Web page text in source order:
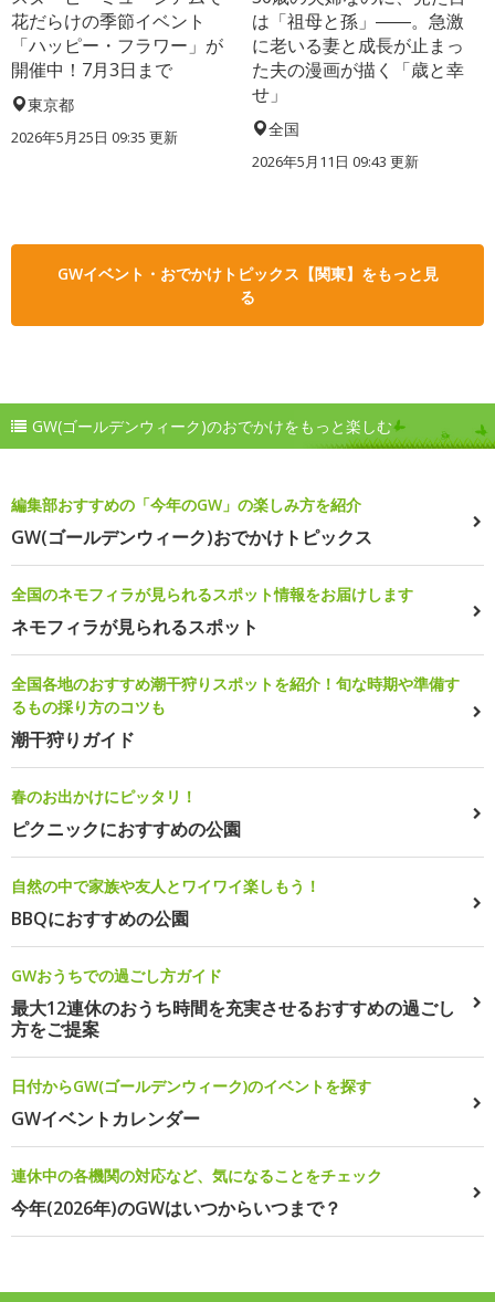
花だらけの季節イベント
「ハッピー・フラワー」が
開催中！7月3日まで
東京都
2026年5月25日 09:35 更新
は「祖母と孫」――。急激
に老いる妻と成長が止まっ
た夫の漫画が描く「歳と幸
せ」
全国
2026年5月11日 09:43 更新
GWイベント・おでかけトピックス【関東】をもっと見
る
GW(ゴールデンウィーク)のおでかけをもっと楽しむ
編集部おすすめの「今年のGW」の楽しみ方を紹介
GW(ゴールデンウィーク)おでかけトピックス
全国のネモフィラが見られるスポット情報をお届けします
ネモフィラが見られるスポット
全国各地のおすすめ潮干狩りスポットを紹介！旬な時期や準備す
るもの採り方のコツも
潮干狩りガイド
春のお出かけにピッタリ！
ピクニックにおすすめの公園
自然の中で家族や友人とワイワイ楽しもう！
BBQにおすすめの公園
GWおうちでの過ごし方ガイド
最大12連休のおうち時間を充実させるおすすめの過ごし
方をご提案
日付からGW(ゴールデンウィーク)のイベントを探す
GWイベントカレンダー
連休中の各機関の対応など、気になることをチェック
今年(2026年)のGWはいつからいつまで？